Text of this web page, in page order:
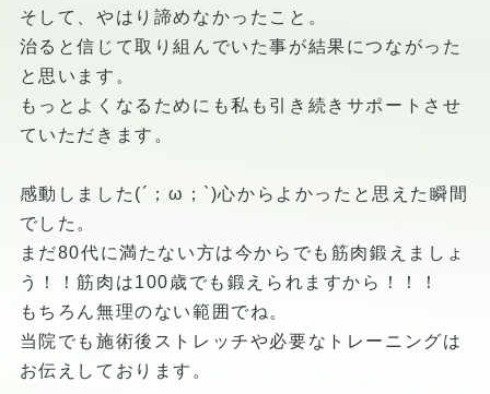
そして、やはり諦めなかったこと。
治ると信じて取り組んでいた事が結果につながった
と思います。
もっとよくなるためにも私も引き続きサポートさせ
ていただきます。
感動しました(´；ω；`)心からよかったと思えた瞬間
でした。
まだ80代に満たない方は今からでも筋肉鍛えましょ
う！！筋肉は100歳でも鍛えられますから！！！
もちろん無理のない範囲でね。
当院でも施術後ストレッチや必要なトレーニングは
お伝えしております。